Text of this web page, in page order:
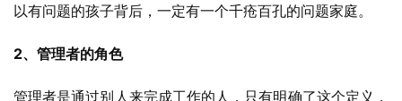
以有问题的孩子背后，一定有一个千疮百孔的问题家庭。
2、管理者的角色
管理者是通过别人来完成工作的人，只有明确了这个定义，